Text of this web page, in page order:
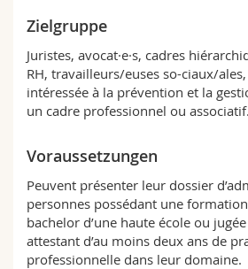
MyUnifr
Zielgruppe
Juristes, avocat·e·s, cadres
RH, travailleurs/euses so-ciaux/
intéressée à la prévention et la
un cadre professionnel ou associatif.
Voraussetzungen
Peuvent présenter leur dossier
personnes possédant une
bachelor d’une haute école ou
attestant d’au moins deux ans de
professionnelle dans leur domaine.